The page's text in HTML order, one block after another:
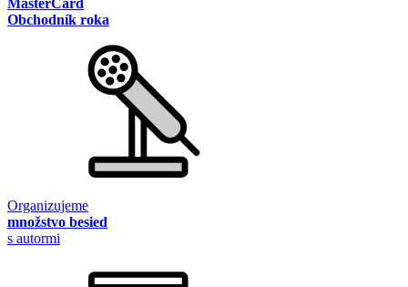
MasterCard
Obchodník roka
Organizujeme
množstvo besied
s autormi